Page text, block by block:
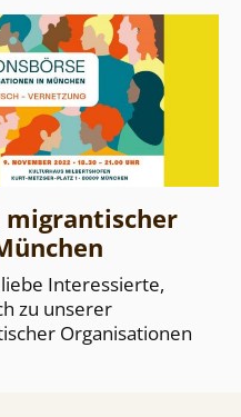
migrantischer
Interessierte,
zu unserer
Organisationen